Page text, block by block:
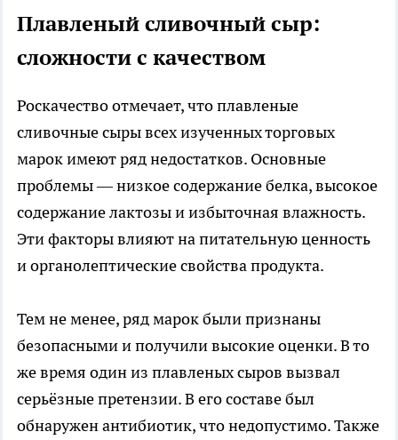
Плавленый сливочный сыр:
сложности с качеством
Роскачество отмечает, что плавленые
сливочные сыры всех изученных торговых
марок имеют ряд недостатков. Основные
проблемы — низкое содержание белка, высокое
содержание лактозы и избыточная влажность.
Эти факторы влияют на питательную ценность
и органолептические свойства продукта.
Тем не менее, ряд марок были признаны
безопасными и получили высокие оценки. В то
же время один из плавленых сыров вызвал
серьёзные претензии. В его составе был
обнаружен антибиотик, что недопустимо. Также